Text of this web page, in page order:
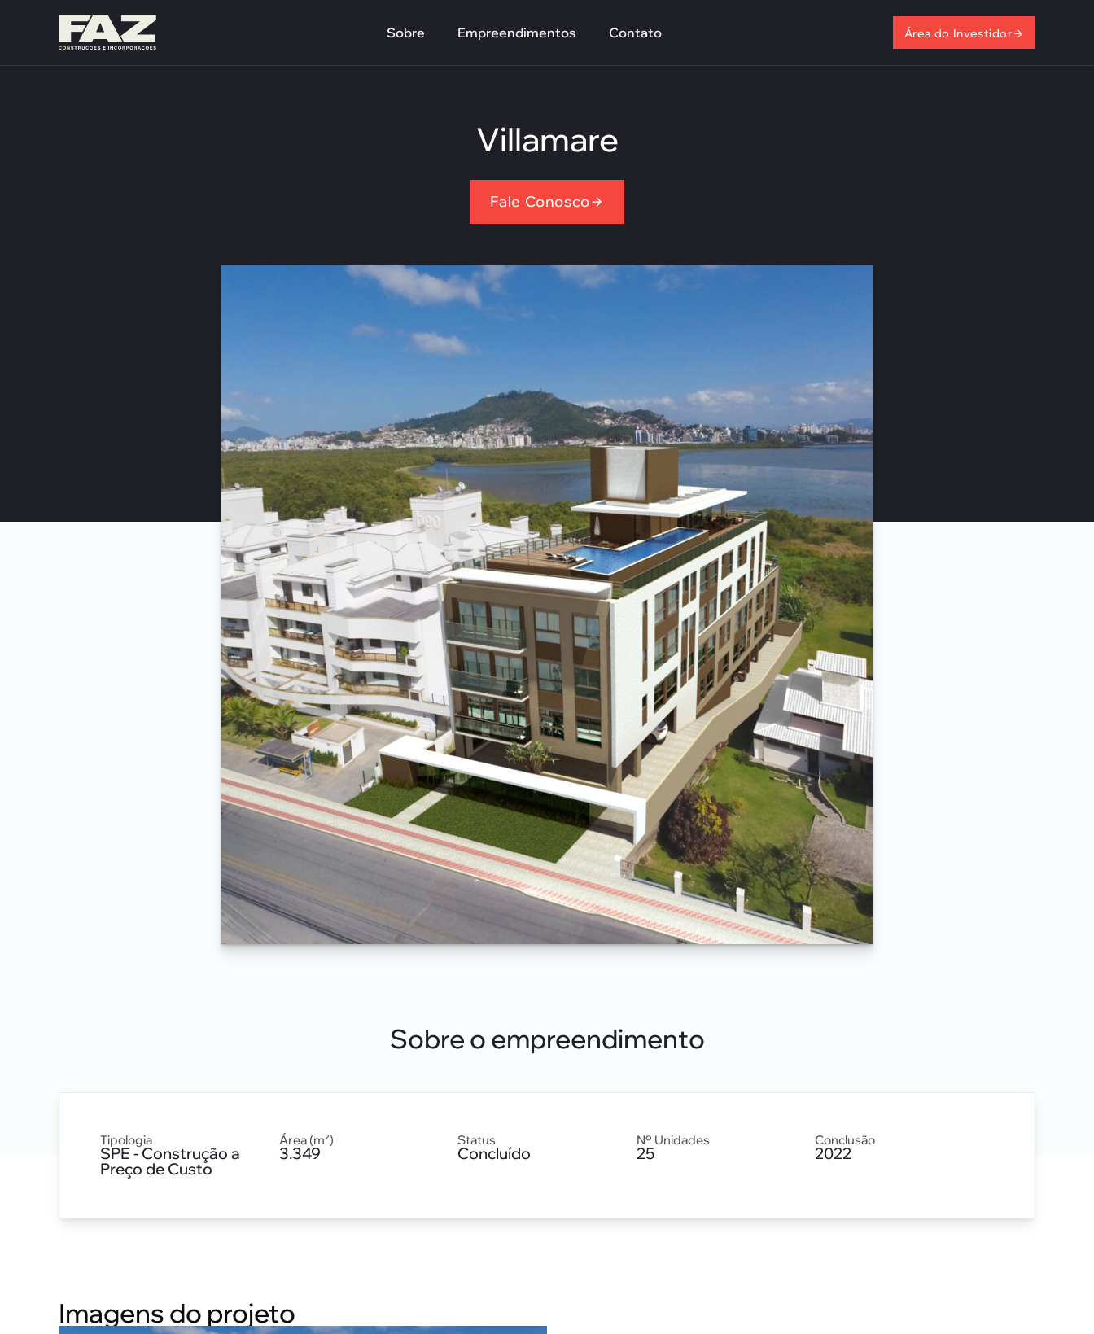
Sobre Empreendimentos Contato Área do Investidor
Villamare
Fale Conosco
Sobre o empreendimento
Tipologia
SPE - Construção a
Preço de Custo
Área (m²)
3.349
Status
Concluído
Nº Unidades
25
Conclusão
2022
Imagens do projeto